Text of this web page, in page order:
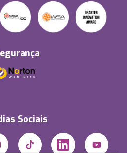
Sociais